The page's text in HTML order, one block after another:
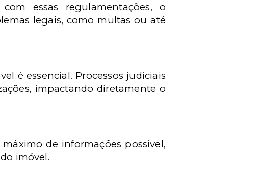
essas regulamentações, o
legais, como multas ou até
é essencial. Processos judiciais
impactando diretamente o
de informações possível,
imóvel.